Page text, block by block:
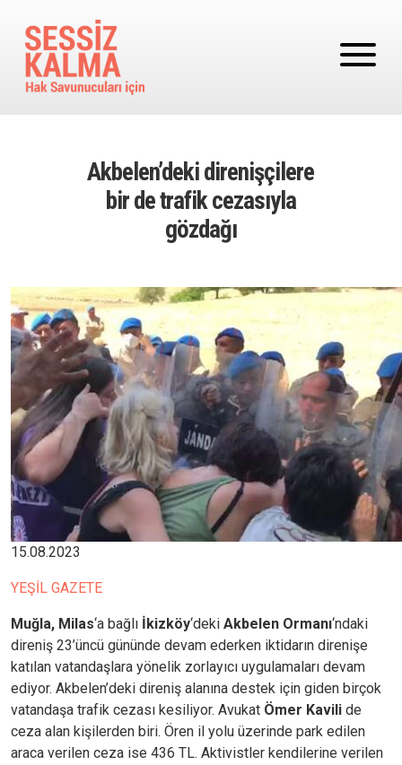
Akbelen’deki direnişçilere
bir de trafik cezasıyla
gözdağı
Image
15.08.2023
YEŞİL GAZETE
Muğla, Milas‘a bağlı İkizköy‘deki Akbelen Ormanı‘ndaki
direniş 23’üncü gününde devam ederken iktidarın direnişe
katılan vatandaşlara yönelik zorlayıcı uygulamaları devam
ediyor. Akbelen’deki direniş alanına destek için giden birçok
vatandaşa trafik cezası kesiliyor. Avukat Ömer Kavili de
ceza alan kişilerden biri. Ören il yolu üzerinde park edilen
araca verilen ceza ise 436 TL. Aktivistler kendilerine verilen